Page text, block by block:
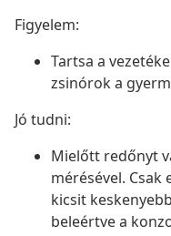
Figyelem:
Tartsa a
zsinórok a
Jó tudni:
Mielőtt redőnyt
mérésével. Csak
kicsit
beleértve a